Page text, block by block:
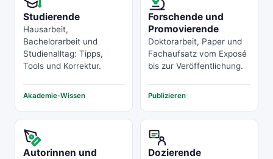
Studierende
Hausarbeit,
Bachelorarbeit und
Studienalltag: Tipps,
Tools und Korrektur.
Akademie-Wissen
Forschende und
Promovierende
Doktorarbeit, Paper und
Fachaufsatz vom Exposé
bis zur Veröffentlichung.
Publizieren
Autorinnen und
Dozierende